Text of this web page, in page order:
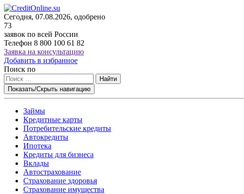
Сегодня, 07.08.2026, одобрено
73
заявок по всей России
Телефон 8 800 100 61 82
Заявка на консультацию
Добавить в избранное
Поиск по
Найти
Показать/Скрыть навигацию
Займы
Кредитные карты
Потребительские кредиты
Автокредиты
Ипотека
Кредиты для бизнеса
Вклады
Автострахование
Страхование здоровья
Страхование имущества